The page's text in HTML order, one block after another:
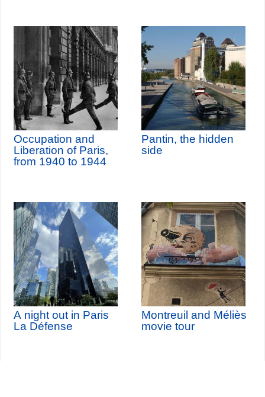
Occupation and
Liberation of Paris,
from 1940 to 1944
Pantin, the hidden
side
A night out in Paris
La Défense
Montreuil and Méliès
movie tour